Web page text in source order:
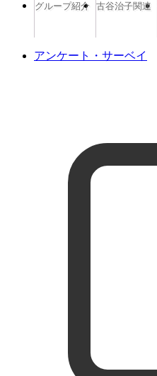
グループ紹介 古谷治子関連
アンケート・サーベイ